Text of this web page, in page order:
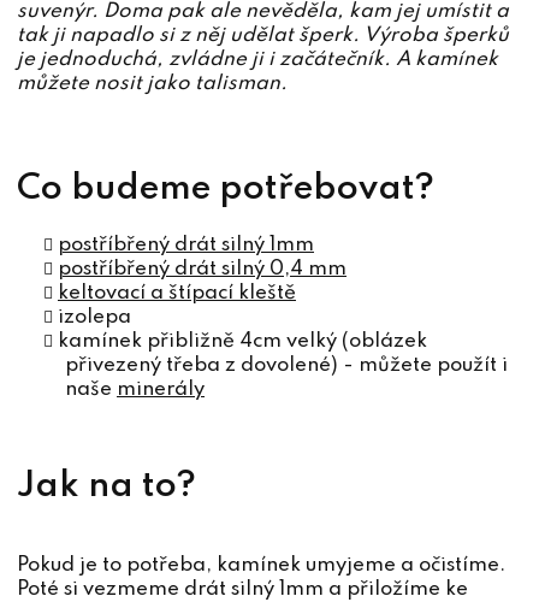
suvenýr. Doma pak ale nevěděla, kam jej umístit a
tak ji napadlo si z něj udělat šperk. Výroba šperků
je jednoduchá, zvládne ji i začátečník. A kamínek
můžete nosit jako talisman.
Co budeme potřebovat?
postříbřený drát silný 1mm
postříbřený drát silný 0,4 mm
keltovací a štípací kleště
izolepa
kamínek přibližně 4cm velký (oblázek
přivezený třeba z dovolené) - můžete použít i
naše minerály
Jak na to?
Pokud je to potřeba, kamínek umyjeme a očistíme.
Poté si vezmeme drát silný 1mm a přiložíme ke